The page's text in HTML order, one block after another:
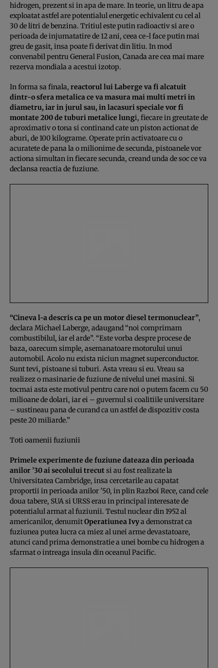
hidrogen, prezent si in apa de mare. In teorie, un litru de apa
exploatat astfel are potentialul energetic echivalent cu cel al
30 de litri de benzina. Tritiul este putin radioactiv si are o
perioada de injumatatire de 12 ani, ceea ce-l face putin mai
greu de gasit, insa poate fi derivat din litiu. In mod
convenabil pentru General Fusion, Canada are cea mai mare
rezerva mondiala a acestui izotop.
In forma sa finala, reactorul lui Laberge va fi alcatuit
dintr-o sfera metalica ce va masura mai multi metri in
diametru, iar in jurul sau, in lacasuri speciale vor fi
montate 200 de tuburi metalice lungi, fiecare in greutate de
aproximativ o tona si continand cate un piston actionat de
aburi, de 100 kilograme. Operate prin activatoare cu o
acuratete de pana la o milionime de secunda, pistoanele vor
actiona simultan in fiecare secunda, creand unda de soc ce va
declansa reactia de fuziune.
“Cineva l-a descris ca pe un motor diesel termonuclear”,
declara Michael Laberge, adaugand “noi comprimam
combustibilul, iar el arde”. “Este vorba despre procese de
baza, oarecum simple, asemanatoare motorului unui
automobil. Acolo nu exista niciun magnet superconductor.
Sunt tevi, pistoane si tuburi. Asta vreau si eu. Vreau sa
realizez o masinarie de fuziune de nivelul unei masini. Si
tocmai asta este motivul pentru care noi o putem facem cu 50
milioane de dolari, iar ei – guvernul si coalitiile universitare
– sustineau pana de curand ca un astfel de dispozitiv costa
peste 20 miliarde.”
Toti oamenii fuziunii
Primele experimente de fuziune dateaza din perioada
anilor ’30 ai secolului trecutsi au fost realizate la
Universitatea Cambridge, insa cercetarile au capatat
proportii in perioada anilor ’50, in plin Razboi Rece, cand cele
doua tabere, SUA si URSS erau in principal interesate de
potentialul armat al fuziunii. Testul nuclear din 1952 al
americanilor, denumitOperatiunea Ivya demonstrat ca
fuziunea putea lucra ca miez al unei arme devastatoare,
atunci cand prima demonstratie a unei bombe cu hidrogen a
sfarmat o intreaga insula din oceanul Pacific.